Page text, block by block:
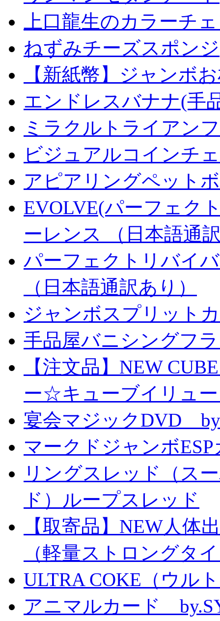
上口龍生のカラーチ
ねずみチーズスポンジ
【新紙幣】ジャンボ
エンドレスバナナ(手
ミラクルトライアン
ビジュアルコインチ
アピアリングペット
EVOLVE(パーフェク
ーレンス （日本語通
パーフェクトリバイ
（日本語通訳あり）
ジャンボスプリット
手品屋バニシングフ
【注文品】NEW
ー☆キューブイリュ
宴会マジックDVD
マークドジャンボ
リングスレッド（ス
ド）ループスレッド
【取寄品】NEW人体
（軽量ストロングタ
ULTRA COKE（ウル
アニマルカード